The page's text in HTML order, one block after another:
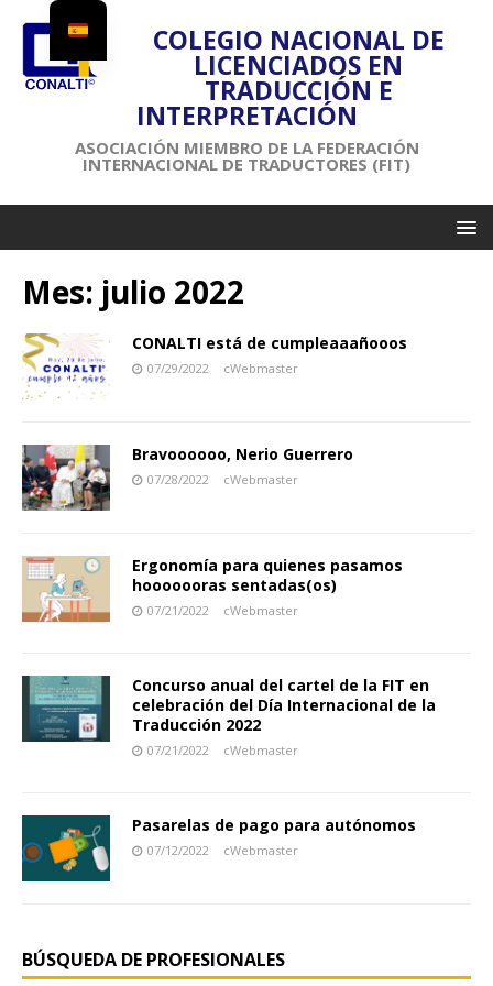
COLEGIO NACIONAL DE
LICENCIADOS EN
TRADUCCIÓN E
INTERPRETACIÓN
ASOCIACIÓN MIEMBRO DE LA FEDERACIÓN
INTERNACIONAL DE TRADUCTORES (FIT)
Mes: julio 2022
CONALTI está de cumpleaaañooos
07/29/2022 cWebmaster
Bravoooooo, Nerio Guerrero
07/28/2022 cWebmaster
Ergonomía para quienes pasamos
hooooooras sentadas(os)
07/21/2022 cWebmaster
Concurso anual del cartel de la FIT en
celebración del Día Internacional de la
Traducción 2022
07/21/2022 cWebmaster
Pasarelas de pago para autónomos
07/12/2022 cWebmaster
BÚSQUEDA DE PROFESIONALES